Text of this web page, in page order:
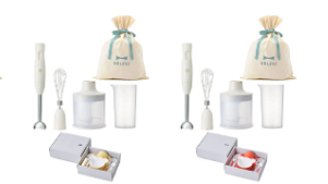
ルとブ
子レンジ
らそのま
ブレンダ―(つぶす・まぜる)、
チョッパー(刻む・砕く)、ホイ
ッパー(泡立てる)のアタッチメ
ントでお料理がぐんと便利
に！